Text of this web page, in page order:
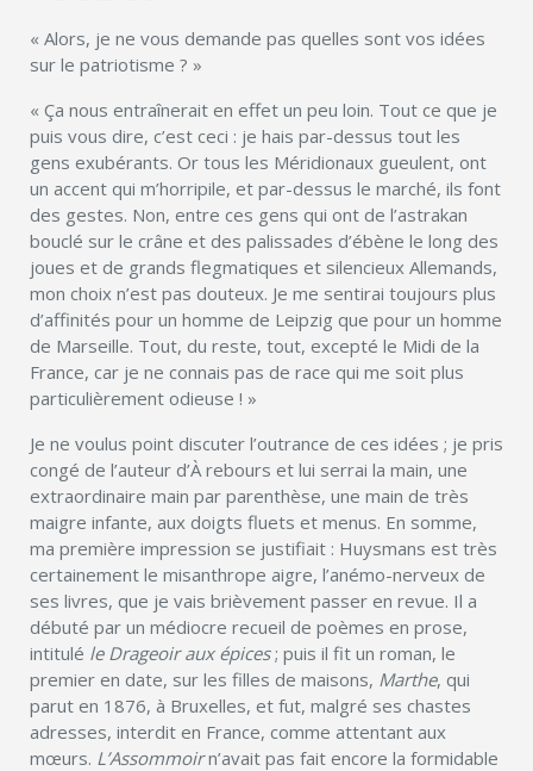
« Alors, je ne vous demande pas quelles sont vos idées
sur le patriotisme ? »
« Ça nous entraînerait en effet un peu loin. Tout ce que je
puis vous dire, c’est ceci : je hais par-dessus tout les
gens exubérants. Or tous les Méridionaux gueulent, ont
un accent qui m’horripile, et par-dessus le marché, ils font
des gestes. Non, entre ces gens qui ont de l’astrakan
bouclé sur le crâne et des palissades d’ébène le long des
joues et de grands flegmatiques et silencieux Allemands,
mon choix n’est pas douteux. Je me sentirai toujours plus
d’affinités pour un homme de Leipzig que pour un homme
de Marseille. Tout, du reste, tout, excepté le Midi de la
France, car je ne connais pas de race qui me soit plus
particulièrement odieuse ! »
Je ne voulus point discuter l’outrance de ces idées ; je pris
congé de l’auteur d’À rebours et lui serrai la main, une
extraordinaire main par parenthèse, une main de très
maigre infante, aux doigts fluets et menus. En somme,
ma première impression se justifiait : Huysmans est très
certainement le misanthrope aigre, l’anémo-nerveux de
ses livres, que je vais brièvement passer en revue. Il a
débuté par un médiocre recueil de poèmes en prose,
intitulé le Drageoir aux épices; puis il fit un roman, le
premier en date, sur les filles de maisons, Marthe, qui
parut en 1876, à Bruxelles, et fut, malgré ses chastes
adresses, interdit en France, comme attentant aux
mœurs. L’Assommoirn’avait pas fait encore la formidable